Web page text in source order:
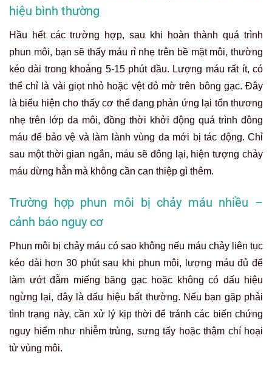
hiệu bình thường
Hầu hết các trường hợp, sau khi hoàn thành quá trình
phun môi, bạn sẽ thấy máu rỉ nhẹ trên bề mặt môi, thường
kéo dài trong khoảng 5-15 phút đầu. Lượng máu rất ít, có
thể chỉ là vài giọt nhỏ hoặc vệt đỏ mờ trên bông gạc. Đây
là biểu hiện cho thấy cơ thể đang phản ứng lại tổn thương
nhẹ trên lớp da môi, đồng thời khởi động quá trình đông
máu để bảo vệ và làm lành vùng da mới bị tác động. Chỉ
sau một thời gian ngắn, máu sẽ đông lại, hiện tượng chảy
máu dừng hẳn mà không cần can thiệp gì thêm.
Trường hợp phun môi bị chảy máu nhiều –
cảnh báo nguy cơ
Phun môi bị chảy máu có sao không nếu máu chảy liên tục
kéo dài hơn 30 phút sau khi phun môi, lượng máu đủ để
làm ướt đẫm miếng băng gạc hoặc không có dấu hiệu
ngừng lại, đây là dấu hiệu bất thường. Nếu bạn gặp phải
tình trạng này, cần xử lý kịp thời để tránh các biến chứng
nguy hiểm như nhiễm trùng, sưng tấy hoặc thậm chí hoại
tử vùng môi.